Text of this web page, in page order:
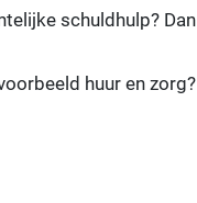
schuldhulp?
huur en